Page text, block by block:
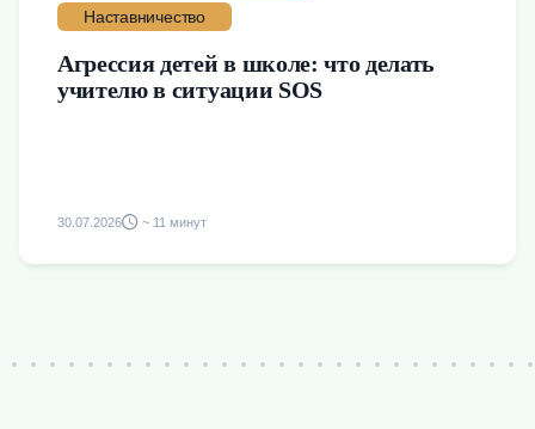
Наставничество
Агрессия детей в школе: что делать
учителю в ситуации SOS
30.07.2026 ~ 11 минут